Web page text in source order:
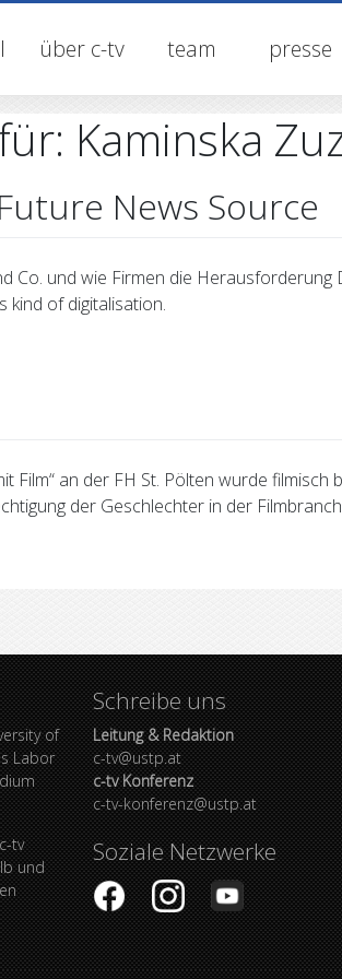
über c-tv team presse
Kaminska
News Source
Co. und wie Firmen die
kind of digitalisation.
Film“ an der FH St. Pölten wurde
der Geschlechter in der
of
Labor
tv
und
Schreibe uns
Leitung & Redaktion
c-tv@ustp.at
c-tv Konferenz
c-tv-konferenz@ustp.at
Soziale Netzwerke